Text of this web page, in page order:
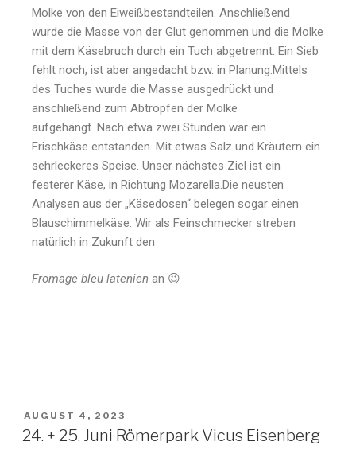
Molke von den Eiweißbestandteilen. Anschließend
wurde die Masse von der Glut genommen und die Molke
mit dem Käsebruch durch ein Tuch abgetrennt. Ein Sieb
fehlt noch, ist aber angedacht bzw. in Planung.Mittels
des Tuches wurde die Masse ausgedrückt und
anschließend zum Abtropfen der Molke
aufgehängt. Nach etwa zwei Stunden war ein
Frischkäse entstanden. Mit etwas Salz und Kräutern ein
sehrleckeres Speise. Unser nächstes Ziel ist ein
festerer Käse, in Richtung Mozarella.Die neusten
Analysen aus der „Käsedosen“ belegen sogar einen
Blauschimmelkäse. Wir als Feinschmecker streben
natürlich in Zukunft den
Fromage bleu latenien an 😉
AUGUST 4, 2023
24. + 25. Juni Römerpark Vicus Eisenberg